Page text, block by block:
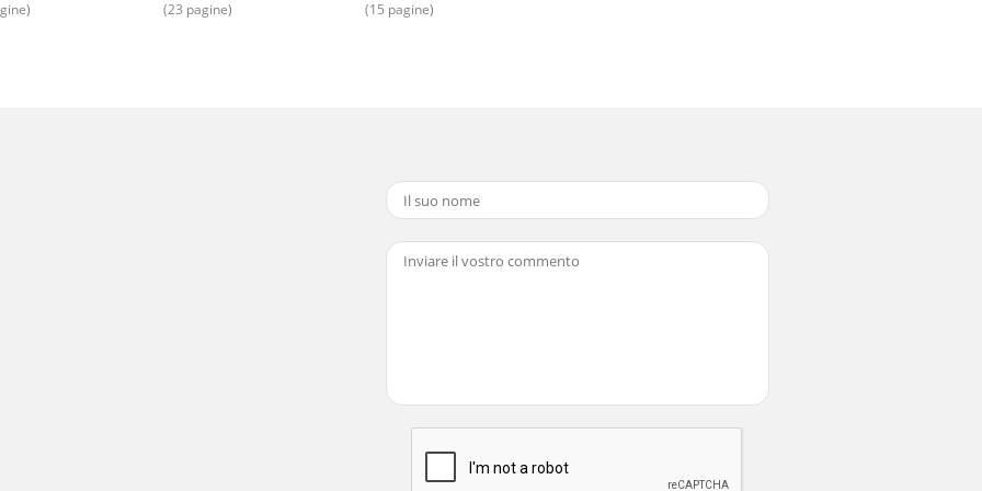
v trvání 3 let od data zakoupení. Přístroj byl vyroben s nejvyšší pečlivostí a před odesláním proše
s dvoma svorkami na mäsové závitky a jedným dreveným držadlom)2 1 x ochrana pred vetrom ľavá3
u skladu sa namjenomPokretni roštilj je namijenjen isključivo za priprav-ljanje namirnica prikladnih za rošt
(23 pagine) (15 pagine)